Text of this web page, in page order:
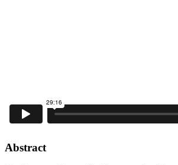
Abstract